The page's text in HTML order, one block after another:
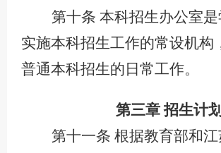
第十条 本科招生办公室
实施本科招生工作的常设机构
普通本科招生的日常工作。
第三章 招生计划
第十一条 根据教育部和